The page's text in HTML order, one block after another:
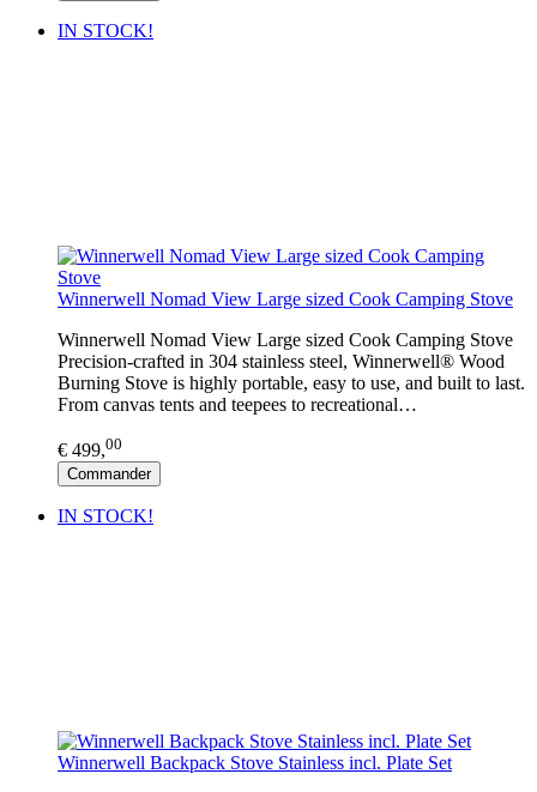
IN STOCK!
Winnerwell Nomad View Large sized Cook Camping Stove
Winnerwell Nomad View Large sized Cook Camping Stove
Precision-crafted in 304 stainless steel, Winnerwell® Wood
Burning Stove is highly portable, easy to use, and built to last.
From canvas tents and teepees to recreational…
€ 499,00
Commander
IN STOCK!
Winnerwell Backpack Stove Stainless incl. Plate Set